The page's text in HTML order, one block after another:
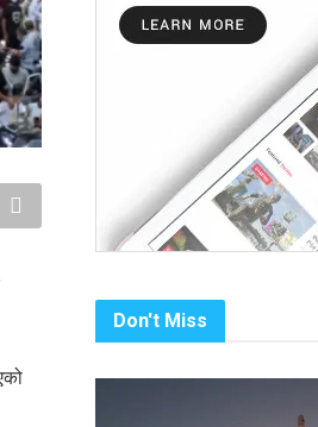
Don't Miss